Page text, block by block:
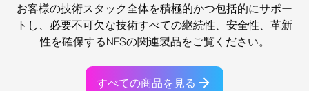
お客様の技術スタック全体を積極的かつ包括的にサポー
トし、必要不可欠な技術すべての継続性、安全性、革新
性を確保するNESの関連製品をご覧ください。
すべての商品を見る